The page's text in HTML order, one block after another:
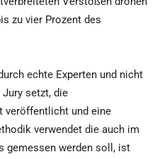
zu vier Prozent des
echte Experten und nicht
setzt, die
veröffentlicht und eine
verwendet die auch im
gemessen werden soll, ist